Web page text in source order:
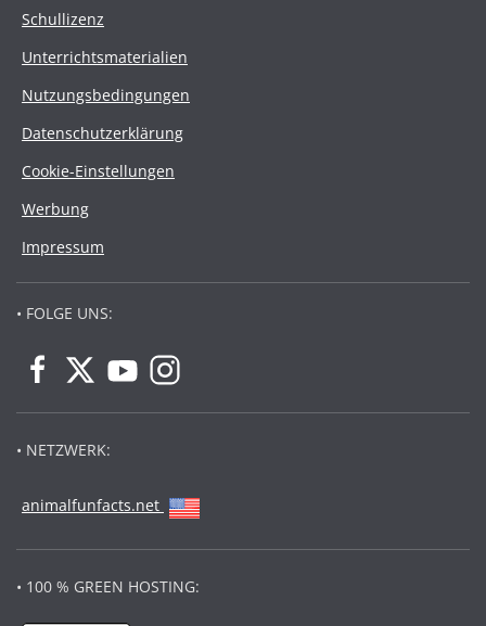
Schullizenz
Unterrichtsmaterialien
Nutzungsbedingungen
Datenschutzerklärung
Cookie-Einstellungen
Werbung
Impressum
• FOLGE UNS:
• NETZWERK:
animalfunfacts.net
• 100 % GREEN HOSTING: